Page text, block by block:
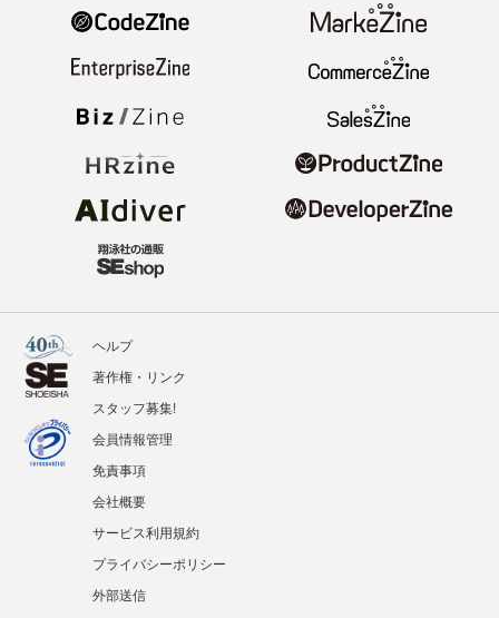
ヘルプ
著作権・リンク
スタッフ募集!
会員情報管理
免責事項
会社概要
サービス利用規約
プライバシーポリシー
外部送信